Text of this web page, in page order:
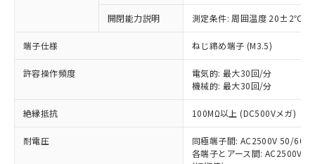
開閉能力説明 測定条件: 周囲温度 20±2℃、
端子仕様 ねじ締め端子 (M3.5)
許容操作頻度
電気的: 最大30回/分
機械的: 最大30回/分
絶縁抵抗 100MΩ以上 (DC500Vメガ)
耐電圧
同極端子間: AC2500V 50/
各端子とアース間: AC2500V
以下の条件をお読みいただき、同意のうえ
ご利用ください。
本サービスは、当社制御機器事業取扱
商品の当社在庫状況および標準価格
当社制御機器事業取扱商品の中には、
本サービスの対象外となる商品もある
ことをご了承ください。
対応予定なし：EU RoHS指令（10物質）の
非含有に非対応の商品で、対応品を出す予
定はありません。
調査・確認中：EU RoHS指令（10物質）の
非含有の対応状況を調査中または確認中の
非該当品：ライセンス料など無形物で、有
害物質有無と関係のない商品です。
いたものが、含有品と判明した場合などや
※1 中国RoHS○×表
「○」：最大均質材料含有率が中国RoHSの
基準値以下であることを示します。
「×」：最大均質材料含有率が中国RoHSの
基準値を超えていることを示します。
「－」：未確認です。当社販売部門へお問
当社は、これら貴社製品のうち、外国